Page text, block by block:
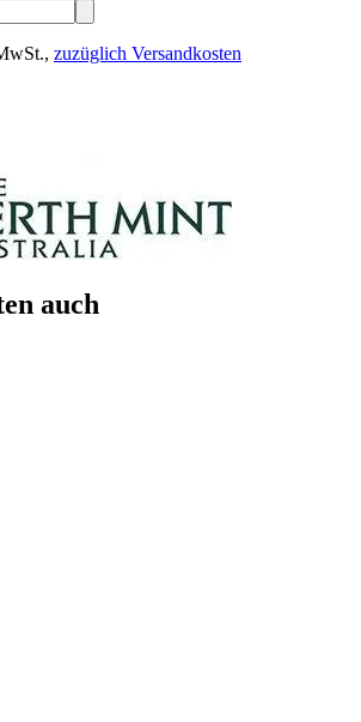
, zuzüglich Versandkosten
auch